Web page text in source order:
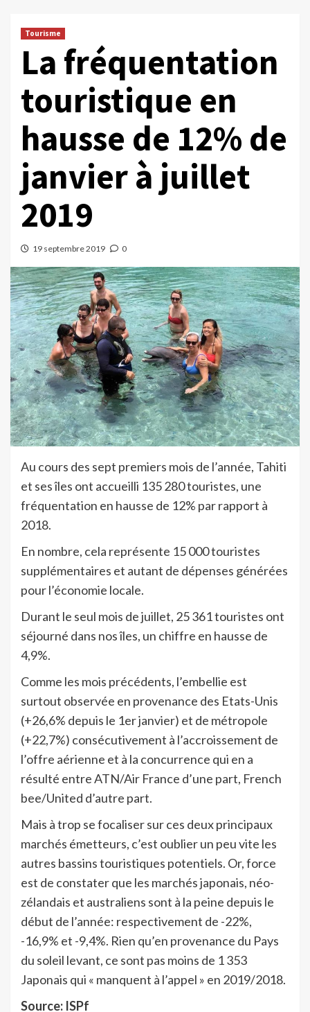
Tourisme
La fréquentation
touristique en
hausse de 12% de
janvier à juillet
2019
19 septembre 2019 0
Au cours des sept premiers mois de l’année, Tahiti
et ses îles ont accueilli 135 280 touristes, une
fréquentation en hausse de 12% par rapport à
2018.
En nombre, cela représente 15 000 touristes
supplémentaires et autant de dépenses générées
pour l’économie locale.
Durant le seul mois de juillet, 25 361 touristes ont
séjourné dans nos îles, un chiffre en hausse de
4,9%.
Comme les mois précédents, l’embellie est
surtout observée en provenance des Etats-Unis
(+26,6% depuis le 1er janvier) et de métropole
(+22,7%) consécutivement à l’accroissement de
l’offre aérienne et à la concurrence qui en a
résulté entre ATN/Air France d’une part, French
bee/United d’autre part.
Mais à trop se focaliser sur ces deux principaux
marchés émetteurs, c’est oublier un peu vite les
autres bassins touristiques potentiels. Or, force
est de constater que les marchés japonais, néo-
zélandais et australiens sont à la peine depuis le
début de l’année: respectivement de -22%,
-16,9% et -9,4%. Rien qu’en provenance du Pays
du soleil levant, ce sont pas moins de 1 353
Japonais qui « manquent à l’appel » en 2019/2018.
Source: ISPf